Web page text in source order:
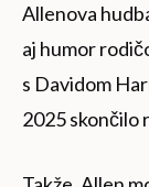
Allenova
aj humor
s Davidom
2025 skončilo